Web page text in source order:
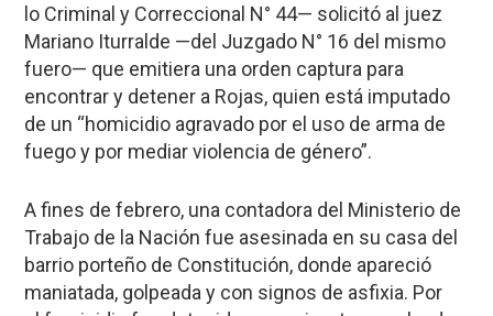
lo Criminal y Correccional N° 44— solicitó al juez
Mariano Iturralde —del Juzgado N° 16 del mismo
fuero— que emitiera una orden captura para
encontrar y detener a Rojas, quien está imputado
de un “homicidio agravado por el uso de arma de
fuego y por mediar violencia de género”.
A fines de febrero, una contadora del Ministerio de
Trabajo de la Nación fue asesinada en su casa del
barrio porteño de Constitución, donde apareció
maniatada, golpeada y con signos de asfixia. Por